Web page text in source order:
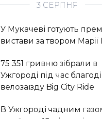
3 СЕРПНЯ
У Мукачеві готують
вистави за твором Марії
75 351 гривню зібрали в
Ужгороді під час
велозаїзду Big Сity Ride
В Ужгороді чадним